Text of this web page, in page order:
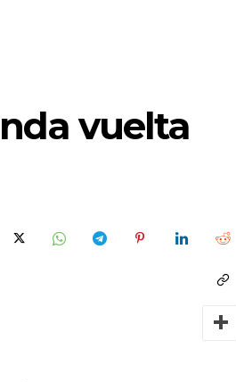
vuelta